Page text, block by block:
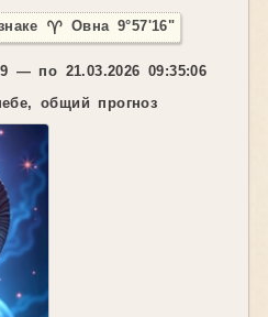
♈ Овна 9°57'16"
— по 21.03.2026 09:35:06
общий прогноз